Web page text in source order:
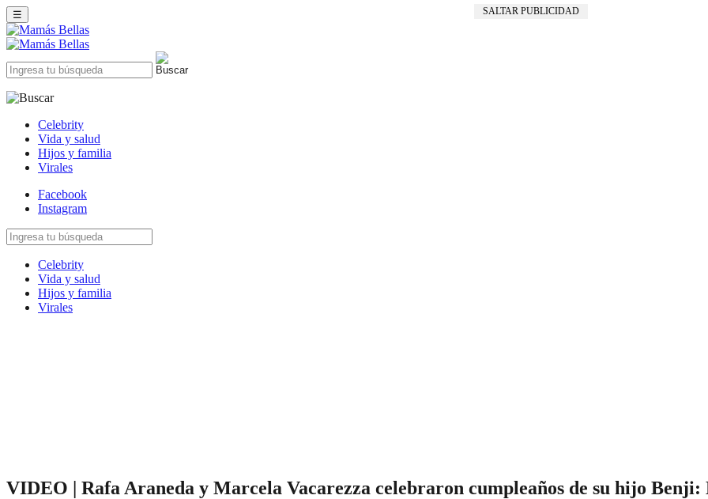
SALTAR PUBLICIDAD
☰
Celebrity
Vida y salud
Hijos y familia
Virales
Facebook
Instagram
Celebrity
Vida y salud
Hijos y familia
Virales
VIDEO | Rafa Araneda y Marcela Vacarezza celebraron cumpleaños de su hijo Benji: